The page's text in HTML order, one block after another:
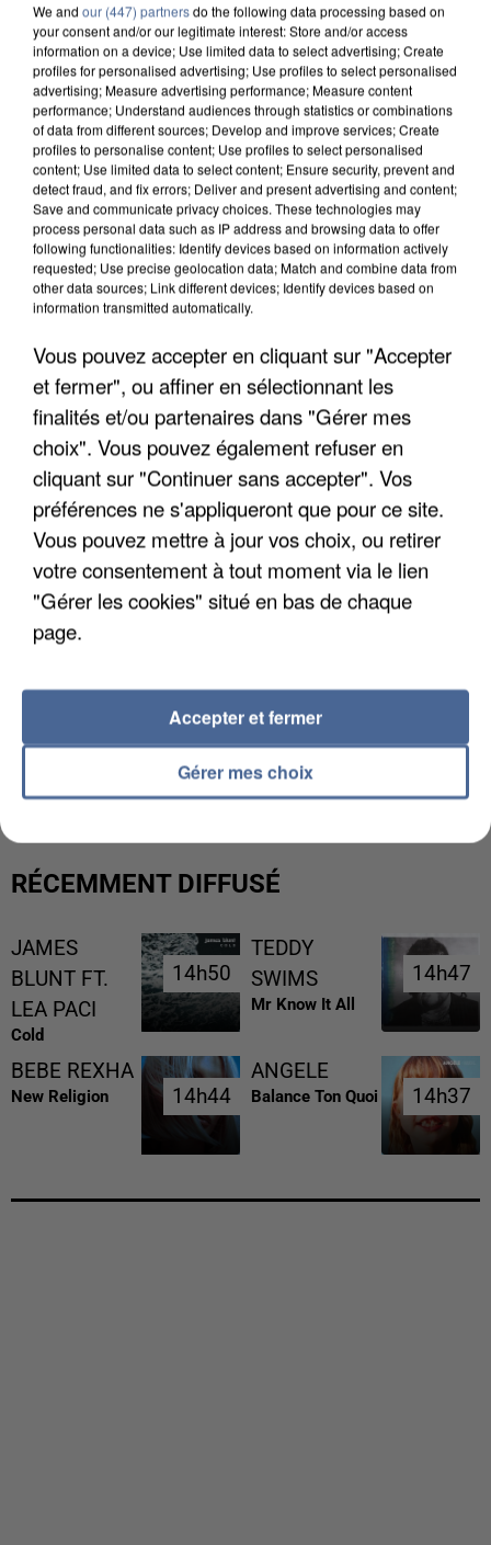
UN SECOND CADRE DE LA DZ MAFIA
INTERPELLÉ EN ALGÉRIE
UNE TOURISTE DE L’OISE EMPORTÉE PAR UNE
COULÉE DE BOUE EN HAUTE-SAVOIE
RÉCEMMENT DIFFUSÉ
JAMES
BLUNT FT.
LEA PACI
Cold
14h50
14h50
TEDDY
SWIMS
Mr Know It All
14h47
14h47
BEBE REXHA
New Religion 14h44
14h44
ANGELE
Balance Ton Quoi 14h37
14h37
We and our (447) partnersdo the following data processing based on
your consent and/or our legitimate interest: Store and/or access
information on a device; Use limited data to select advertising; Create
profiles for personalised advertising; Use profiles to select personalised
advertising; Measure advertising performance; Measure content
performance; Understand audiences through statistics or combinations
of data from different sources; Develop and improve services; Create
profiles to personalise content; Use profiles to select personalised
content; Use limited data to select content; Ensure security, prevent and
detect fraud, and fix errors; Deliver and present advertising and content;
Save and communicate privacy choices. These technologies may
process personal data such as IP address and browsing data to offer
following functionalities: Identify devices based on information actively
requested; Use precise geolocation data; Match and combine data from
other data sources; Link different devices; Identify devices based on
information transmitted automatically.
Vous pouvez accepter en cliquant sur "Accepter
et fermer", ou affiner en sélectionnant les
finalités et/ou partenaires dans "Gérer mes
choix". Vous pouvez également refuser en
cliquant sur "Continuer sans accepter". Vos
préférences ne s'appliqueront que pour ce site.
Vous pouvez mettre à jour vos choix, ou retirer
votre consentement à tout moment via le lien
"Gérer les cookies" situé en bas de chaque
page.
Gérer mes choix
Accepter et fermer